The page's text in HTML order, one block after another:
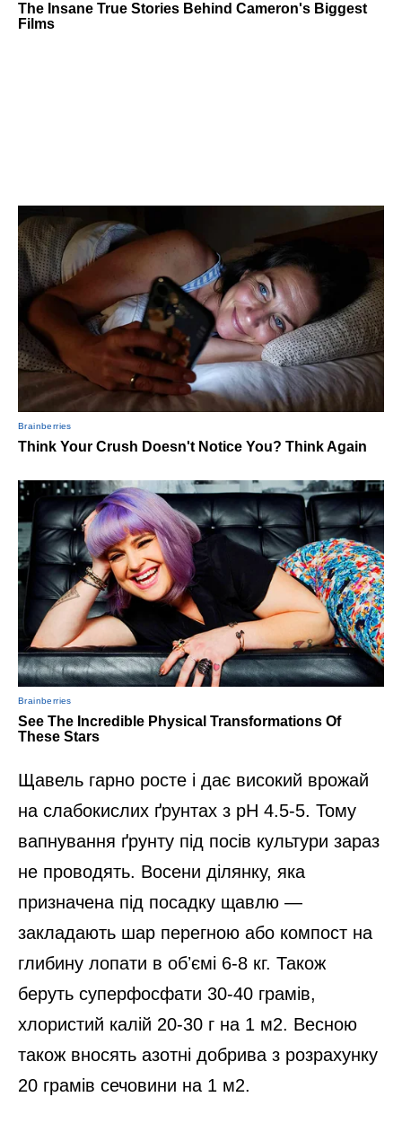
Щавель гарно росте і дає високий врожай
на слабокислих ґрунтах з pH 4.5-5. Тому
вапнування ґрунту під посів культури зараз
не проводять. Восени ділянку, яка
призначена під посадку щавлю —
закладають шар перегною або компост на
глибину лопати в обʼємі 6-8 кг. Також
беруть суперфосфати 30-40 грамів,
хлористий калій 20-30 г на 1 м2. Весною
також вносять азотні добрива з розрахунку
20 грамів сечовини на 1 м2.